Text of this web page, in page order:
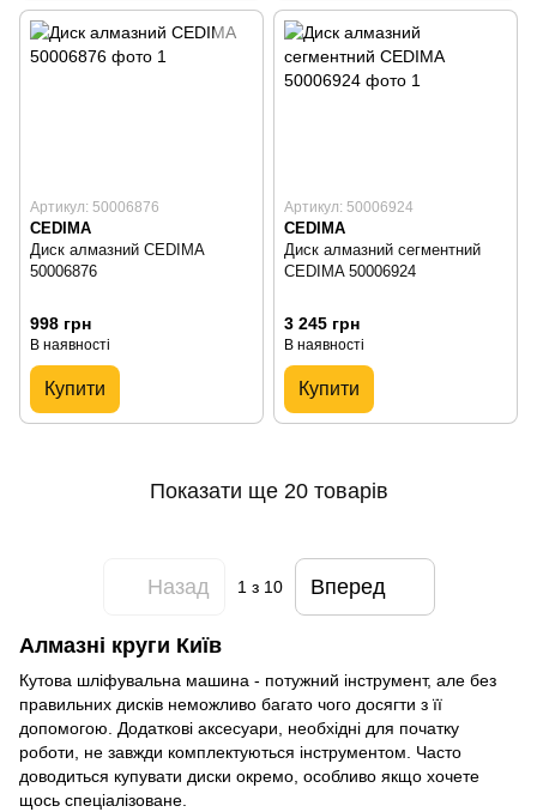
Артикул: 50006876
CEDIMA
Диск алмазний CEDIMA
50006876
998 грн
В наявності
Купити
Артикул: 50006924
CEDIMA
Диск алмазний сегментний
CEDIMA 50006924
3 245 грн
В наявності
Купити
Показати ще 20 товарів
Назад 1 з 10 Вперед
Алмазні круги Київ
Кутова шліфувальна машина - потужний інструмент, але без
правильних дисків неможливо багато чого досягти з її
допомогою. Додаткові аксесуари, необхідні для початку
роботи, не завжди комплектуються інструментом. Часто
доводиться купувати диски окремо, особливо якщо хочете
щось спеціалізоване.